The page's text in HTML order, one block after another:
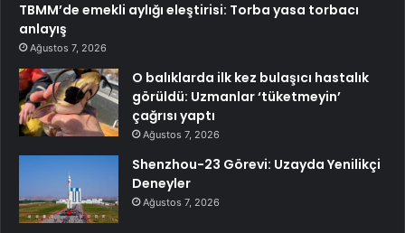
TBMM’de emekli aylığı eleştirisi: Torba yasa torbacı
anlayış
Ağustos 7, 2026
O balıklarda ilk kez bulaşıcı hastalık
görüldü: Uzmanlar ‘tüketmeyin’
çağrısı yaptı
Ağustos 7, 2026
Shenzhou-23 Görevi: Uzayda Yenilikçi
Deneyler
Ağustos 7, 2026